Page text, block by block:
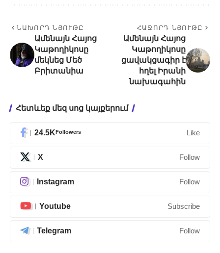
ՆԱԽՈՐԴ ՆՅՈՒԹԸ
Ամենայն Հայոց
Կաթողիկոսը
մեկնեց Մեծ
Բրիտանիա
ՀԱՋՈՐԴ ՆՅՈՒԹԸ
Ամենայն Հայոց
Կաթողիկոսը
ցավակցագիր է
հղել Իրանի
նախագահին
Հետևեք մեզ սոց կայքերում
24.5KFollowers Like
X Follow
Instagram Follow
Youtube Subscribe
Telegram Follow